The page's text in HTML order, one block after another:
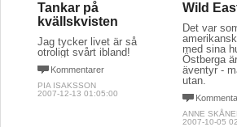
Tankar på
kvällskvisten
Jag tycker livet är så
otroligt svårt ibland!
Kommentarer
PIA ISAKSSON
2007-12-13 01:05:00
Wild
Det var
med sina
Östberga
äventyr -
utan.
ANNE
2007-10-05